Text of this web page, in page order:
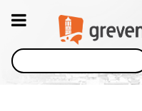
Αναζήτηση